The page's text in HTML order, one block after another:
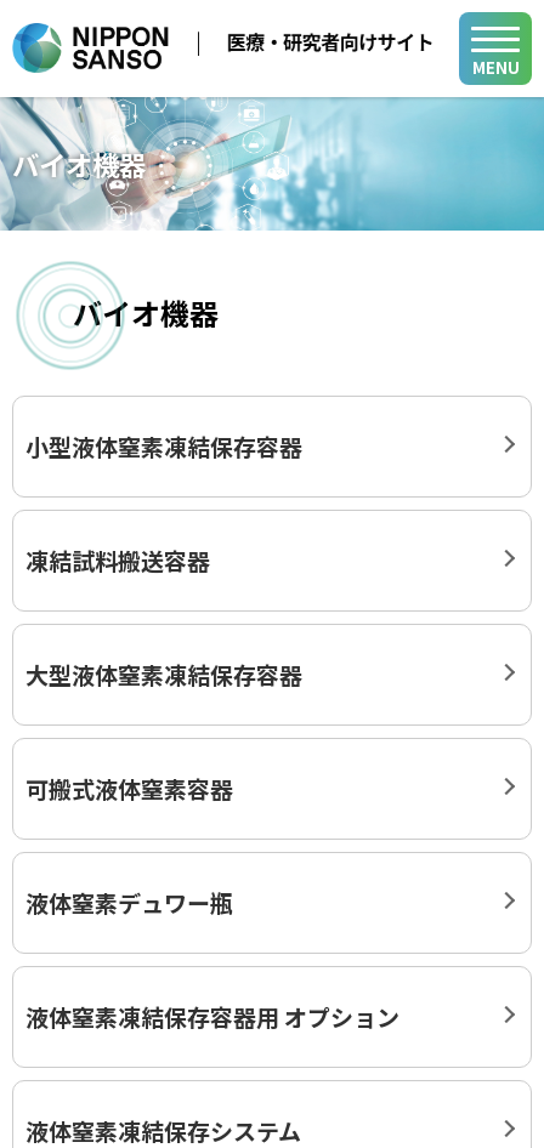
MENU
メディカル事業
医療用ガス
医療機器
在宅医療
医療ガスパイピングシステム
バイオ機器
グループ関係会社
各種活動
学会・展示会
医療ガス／医療機器／在宅医療関連
バイオ機器関連
製品・関連情報
医療用ガス
在宅医療
医療ガスパイピングシステム
高気圧酸素療法（HBOT）
カタログ・資料請求
医療用ガス
医療機器
医療ガスパイピングシステム
バイオ機器
イベント・セミナー
開発・サポート
メディカル・テクニカル・サービスセンター
山梨事業所
バイオ機器
バイオ機器
小型液体窒素凍結保存容器
凍結試料搬送容器
大型液体窒素凍結保存容器
可搬式液体窒素容器
液体窒素デュワー瓶
液体窒素凍結保存容器用 オプション
液体窒素凍結保存システム